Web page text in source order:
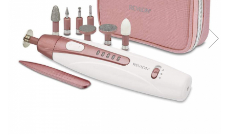
Pulsoximetre de deget
Pulsoximetre profesionale
Accesorii
Monitorizare medicala
Stetoscoape
Spirometre
Spirometre portabile
Perii electrice
Articole ingrijire copii
Aspiratoare nazale
Pompe de san
Incalzitoare si sterilizatoare